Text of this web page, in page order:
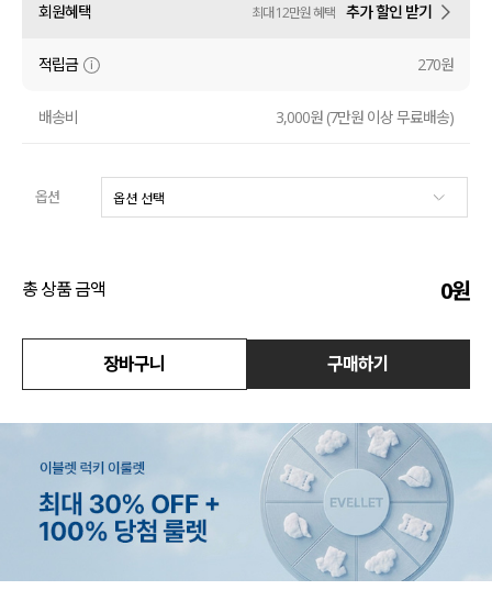
셔츠
원피스
니트
회원혜택 최대 12만원 혜택 추가 할인 받기
적립금 270원
배송비 3,000원 (7만원 이상 무료배송)
옵션
총 상품 금액 0원
장바구니 구매하기